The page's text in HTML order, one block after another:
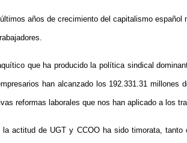
años de crecimiento del capitalismo
que ha producido la política sindical
han alcanzado los 192.331.31
reformas laborales que nos han aplicado a los
actitud de UGT y CCOO ha sido timorata,